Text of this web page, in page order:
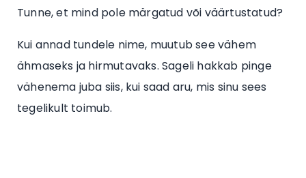
Tunne, et mind pole märgatud või väärtustatud?
Kui annad tundele nime, muutub see vähem
ähmaseks ja hirmutavaks. Sageli hakkab pinge
vähenema juba siis, kui saad aru, mis sinu sees
tegelikult toimub.